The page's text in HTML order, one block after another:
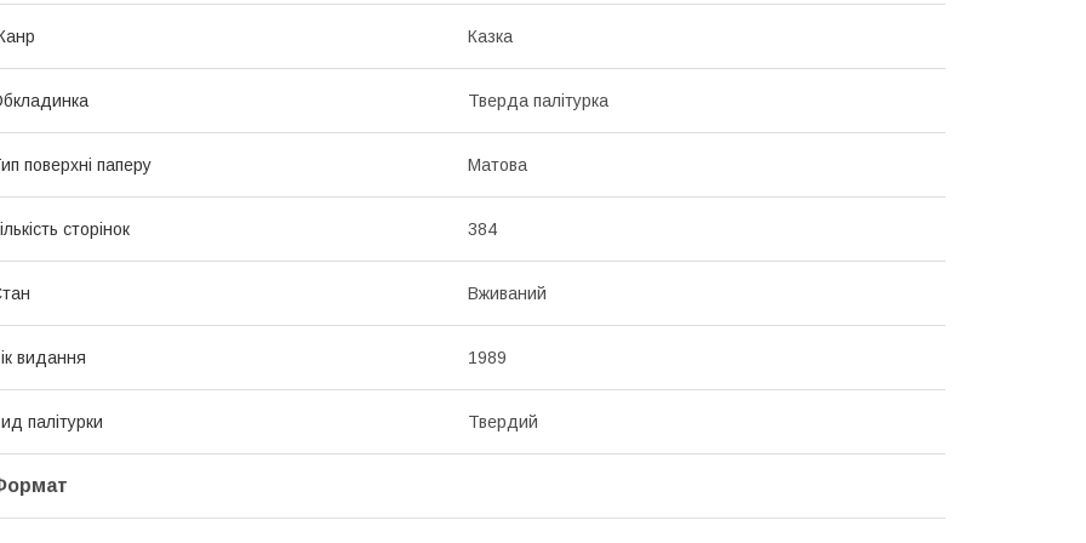
Казка
Тверда палітурка
поверхні паперу Матова
сторінок 384
Вживаний
видання 1989
палітурки Твердий